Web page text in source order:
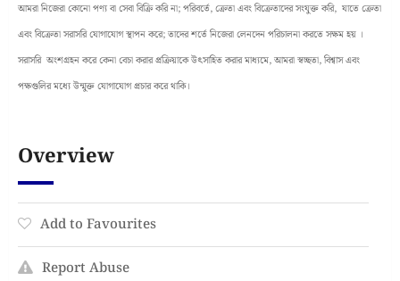
আমরা নিজেরা কোনো পণ্য বা সেবা বিক্রি করি না; পরিবর্তে, ক্রেতা এবং বিক্রেতাদের সংযুক্ত করি, যাতে ক্রেতা
এবং বিক্রেতা সরাসরি যোগাযোগ স্থাপন করে; তাদের শর্তে নিজেরা লেনদেন পরিচালনা করতে সক্ষম হয় ।
সরাসরি অংশগ্রহন করে কেনা বেচা করার প্রক্রিয়াকে উৎসাহিত করার মাধ্যমে, আমরা স্বচ্ছতা, বিশ্বাস এবং
পক্ষগুলির মধ্যে উন্মুক্ত যোগাযোগ প্রচার করে থাকি।
Overview
Add to Favourites
Report Abuse